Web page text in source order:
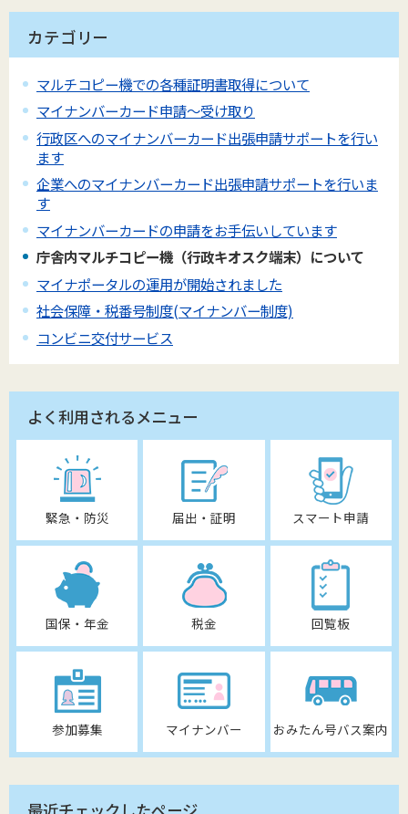
カテゴリー
マルチコピー機での各種証明書取得について
マイナンバーカード申請～受け取り
行政区へのマイナンバーカード出張申請サポートを行い
ます
企業へのマイナンバーカード出張申請サポートを行いま
す
マイナンバーカードの申請をお手伝いしています
庁舎内マルチコピー機（行政キオスク端末）について
マイナポータルの運用が開始されました
社会保障・税番号制度(マイナンバー制度)
コンビニ交付サービス
よく利用されるメニュー
緊急・防災 届出・証明 スマート申請
国保・年金 税金 回覧板
参加募集 マイナンバー おみたん号バス案内